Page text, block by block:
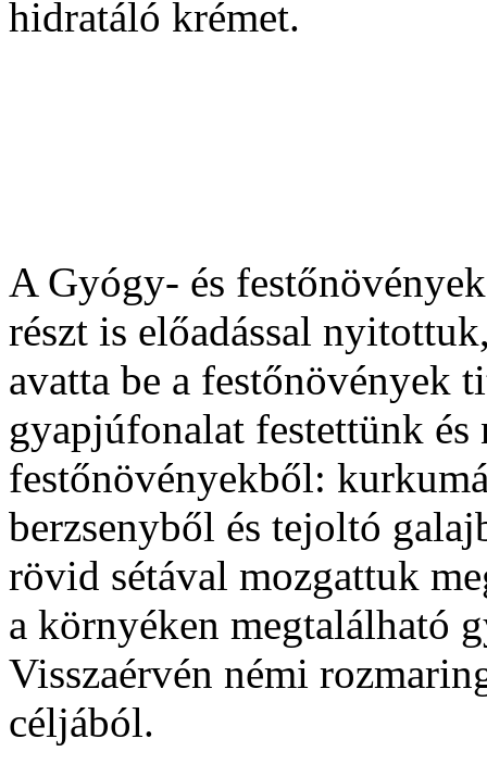
hidratáló krémet.
A Gyógy- és
részt is előadással
avatta be a festőnövények
gyapjúfonalat festettünk
festőnövényekből:
berzsenyből és tejoltó
rövid sétával mozgattuk
a környéken megtalálható
Visszaérvén némi
céljából.